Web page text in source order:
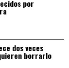
por
dos veces
borrarlo